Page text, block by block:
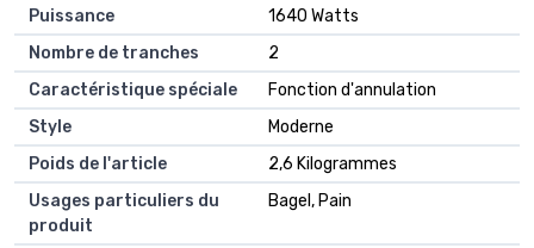
Puissance
1640 Watts
Nombre de tranches
2
Caractéristique spéciale
Fonction d'annulation
Style
Moderne
Poids de l'article
2,6 Kilogrammes
Usages particuliers du
produit
Bagel, Pain